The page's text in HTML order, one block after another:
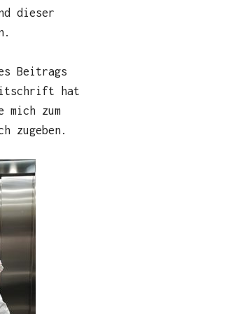
dieser
Beitrags
hat
zum
zugeben.